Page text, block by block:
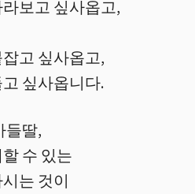
보고 싶사옵고,
고 싶사옵고,
싶사옵니다.
들딸,
수 있는
는 것이